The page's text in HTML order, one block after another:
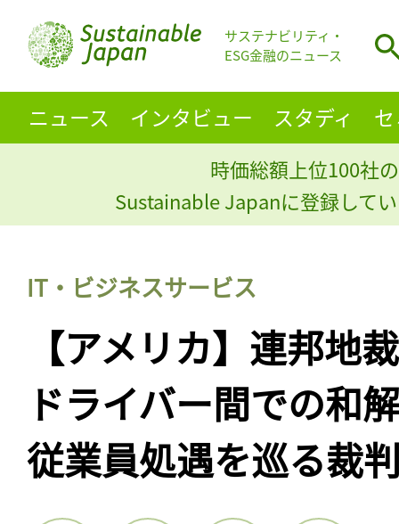
サステナビリティ・
ESG金融のニュース
ニュース インタビュー スタディ
時価総額上位100社
Sustainable Japanに登録して
IT・ビジネスサービス
【アメリカ】連邦地
ドライバー間での和
従業員処遇を巡る裁